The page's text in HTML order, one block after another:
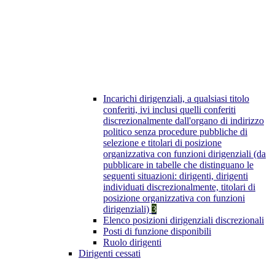
Incarichi dirigenziali, a qualsiasi titolo
conferiti, ivi inclusi quelli conferiti
discrezionalmente dall'organo di indirizzo
politico senza procedure pubbliche di
selezione e titolari di posizione
organizzativa con funzioni dirigenziali (da
pubblicare in tabelle che distinguano le
seguenti situazioni: dirigenti, dirigenti
individuati discrezionalmente, titolari di
posizione organizzativa con funzioni
dirigenziali) 3
Elenco posizioni dirigenziali discrezionali
Posti di funzione disponibili
Ruolo dirigenti
Dirigenti cessati